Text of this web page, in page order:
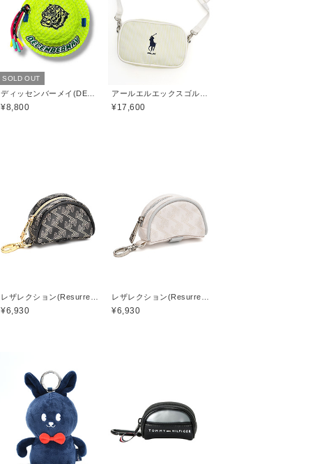
SOLD OUT
¥8,800 ¥17,600
¥6,930 ¥6,930